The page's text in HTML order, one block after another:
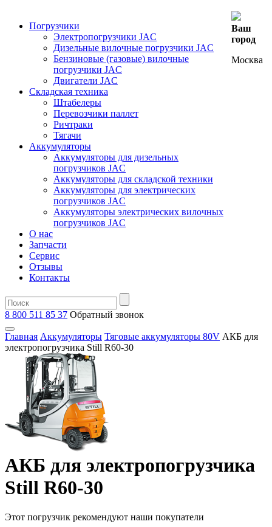
Погрузчики
Электропогрузчики JAC
Дизельные вилочные погрузчики JAC
Бензиновые (газовые) вилочные
погрузчики JAC
Двигатели JAC
Складская техника
Штабелеры
Перевозчики паллет
Ричтраки
Тягачи
Аккумуляторы
Аккумуляторы для дизельных
погрузчиков JAC
Аккумуляторы для складской техники
Аккумуляторы для электрических
погрузчиков JAC
Аккумуляторы электрических вилочных
погрузчиков JAC
О нас
Запчасти
Сервис
Отзывы
Контакты
Ваш
город
Москва
8 800 511 85 37 Oбратный звонок
Главная Аккумуляторы Тяговые аккумуляторы 80V АКБ для
электропогрузчика Still R60-30
АКБ для электропогрузчика
Still R60-30
Этот погрузчик рекомендуют наши покупатели